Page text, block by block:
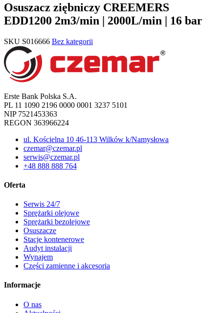
Osuszacz ziębniczy CREEMERS
EDD1200 2m3/min | 2000L/min | 16 bar
SKU S016666 Bez kategorii
Erste Bank Polska S.A.
PL 11 1090 2196 0000 0001 3237 5101
NIP 7521453363
REGON 363966224
ul. Kościelna 10 46-113 Wilków k/Namysłowa
czemar@czemar.pl
serwis@czemar.pl
+48 888 888 764
Oferta
Serwis 24/7
Sprężarki olejowe
Sprężarki bezolejowe
Osuszacze
Stacje kontenerowe
Audyt instalacji
Wynajem
Części zamienne i akcesoria
Informacje
O nas